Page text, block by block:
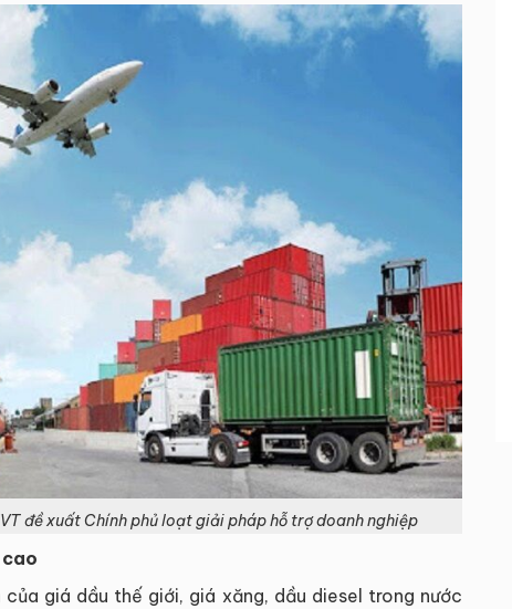
đề xuất Chính phủ loạt giải pháp hỗ trợ doanh nghiệp
giá dầu thế giới, giá xăng, dầu diesel trong nước